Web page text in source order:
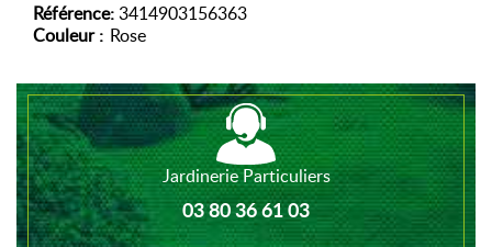
Référence:3414903156363
Couleur : Rose
Jardinerie Particuliers
03 80 36 61 03